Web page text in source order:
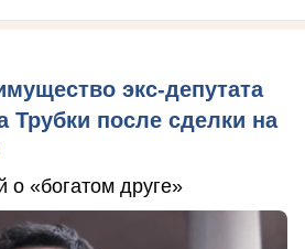
экс-депутата
Трубки после сделки на
о «богатом друге»